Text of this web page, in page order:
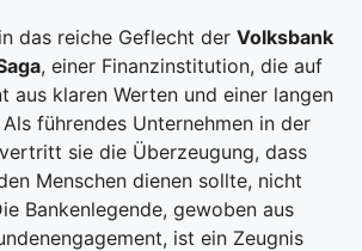
das reiche Geflecht der Volksbank
, einer Finanzinstitution, die auf
aus klaren Werten und einer langen
führendes Unternehmen in der
sie die Überzeugung, dass
Menschen dienen sollte, nicht
Bankenlegende, gewoben aus
ist ein Zeugnis